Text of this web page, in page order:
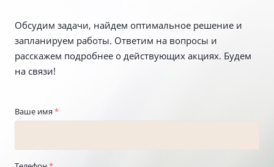
Обсудим задачи, найдем оптимальное решение и
запланируем работы. Ответим на вопросы и
расскажем подробнее о действующих акциях. Будем
на связи!
Ваше имя *